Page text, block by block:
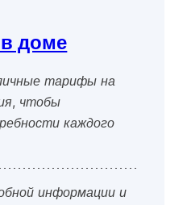
доме
тарифы на
чтобы
каждого
информации и